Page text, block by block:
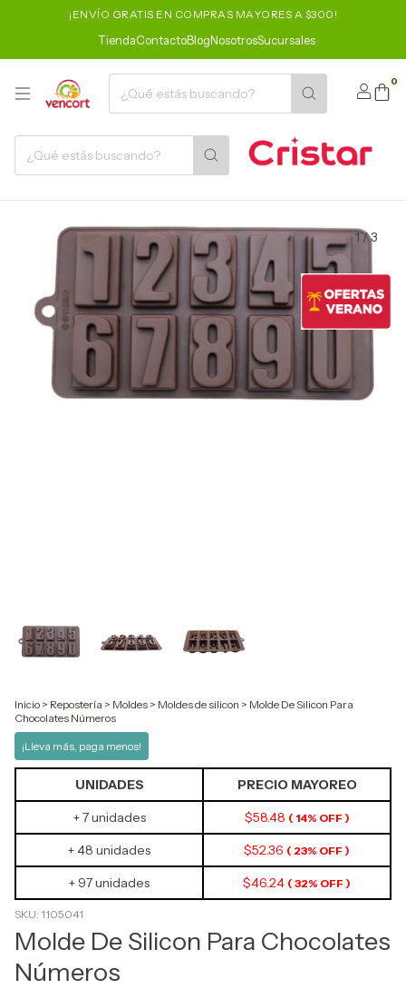
¡ENVÍO GRATIS EN COMPRAS MAYORES A $300!
TiendaContactoBlogNosotrosSucursales
0
1/3
Inicio > Repostería > Moldes > Moldes de silicon > Molde De Silicon Para
Chocolates Números
¡Lleva más, paga menos!
PRECIO MAYOREO
UNIDADES
$58.48 ( 14% OFF )
+ 7 unidades
$52.36 ( 23% OFF )
+ 48 unidades
$46.24 ( 32% OFF )
+ 97 unidades
SKU: 1105041
Molde De Silicon Para Chocolates
Números